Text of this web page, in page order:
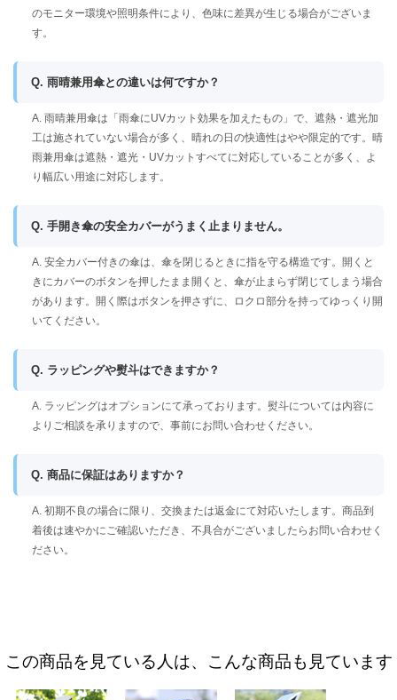
のモニター環境や照明条件により、色味に差異が生じる場合がございま
す。
Q. 雨晴兼用傘との違いは何ですか？
A. 雨晴兼用傘は「雨傘にUVカット効果を加えたもの」で、遮熱・遮光加
工は施されていない場合が多く、晴れの日の快適性はやや限定的です。晴
雨兼用傘は遮熱・遮光・UVカットすべてに対応していることが多く、よ
り幅広い用途に対応します。
Q. 手開き傘の安全カバーがうまく止まりません。
A. 安全カバー付きの傘は、傘を閉じるときに指を守る構造です。開くと
きにカバーのボタンを押したまま開くと、傘が止まらず閉じてしまう場合
があります。開く際はボタンを押さずに、ロクロ部分を持ってゆっくり開
いてください。
Q. ラッピングや熨斗はできますか？
A. ラッピングはオプションにて承っております。熨斗については内容に
よりご相談を承りますので、事前にお問い合わせください。
Q. 商品に保証はありますか？
A. 初期不良の場合に限り、交換または返金にて対応いたします。商品到
着後は速やかにご確認いただき、不具合がございましたらお問い合わせく
ださい。
この商品を見ている人は、こんな商品も見ています